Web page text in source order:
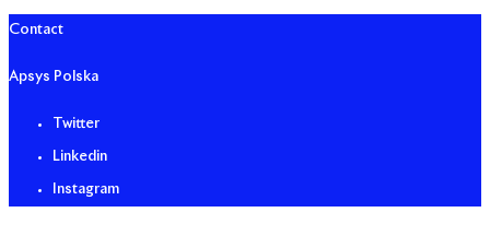
Contact
Apsys Polska
Twitter
Linkedin
Instagram